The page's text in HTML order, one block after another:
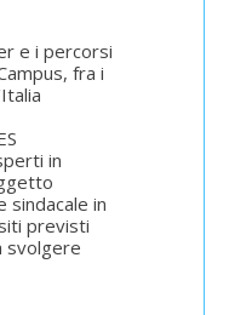
e i percorsi
fra i
in
sindacale in
previsti
svolgere